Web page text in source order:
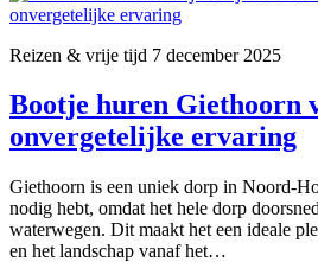
Reizen & vrije tijd 7 december 2025
Bootje huren Giethoorn
onvergetelijke ervaring
Giethoorn is een uniek dorp in Noord-
nodig hebt, omdat het hele dorp
waterwegen. Dit maakt het een ideale
en het landschap vanaf het…